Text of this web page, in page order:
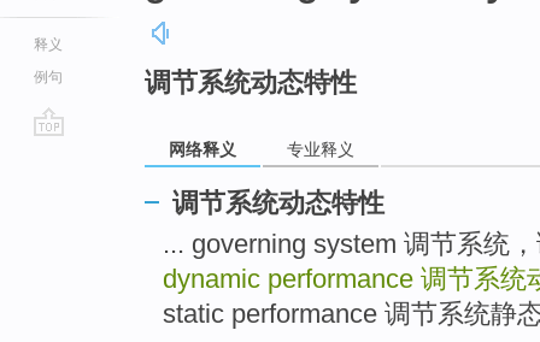
释义
例句
调节系统动态特性
网络释义 专业释义
调节系统动态特性
... governing system 调节系统
dynamic performance 调节系统
static performance 调节系统静